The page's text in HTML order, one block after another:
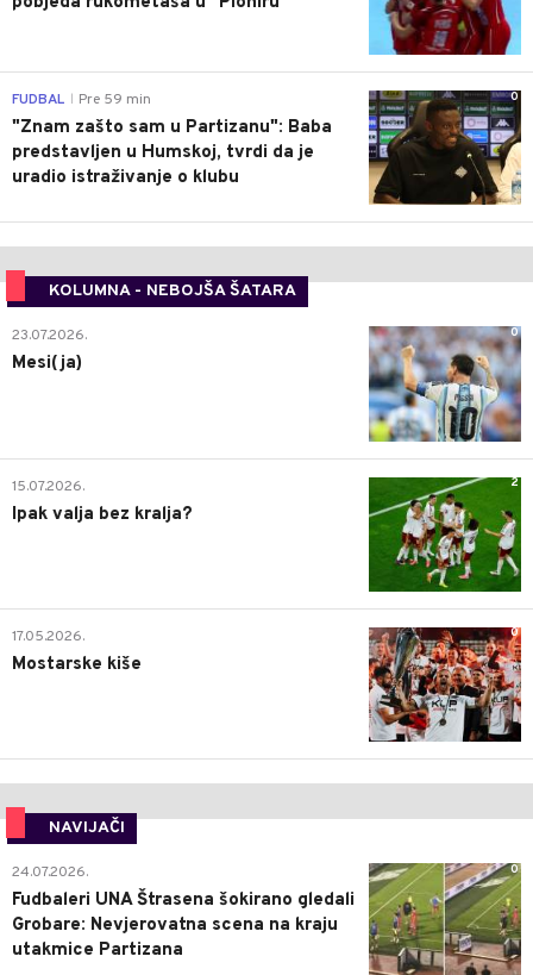
0
FUDBAL Pre 59 min
"Znam zašto sam u Partizanu": Baba
predstavljen u Humskoj, tvrdi da je
uradio istraživanje o klubu
KOLUMNA - NEBOJŠA ŠATARA
0
23.07.2026.
Mesi(ja)
2
15.07.2026.
Ipak valja bez kralja?
0
17.05.2026.
Mostarske kiše
NAVIJAČI
0
24.07.2026.
Fudbaleri UNA Štrasena šokirano gledali
Grobare: Nevjerovatna scena na kraju
utakmice Partizana